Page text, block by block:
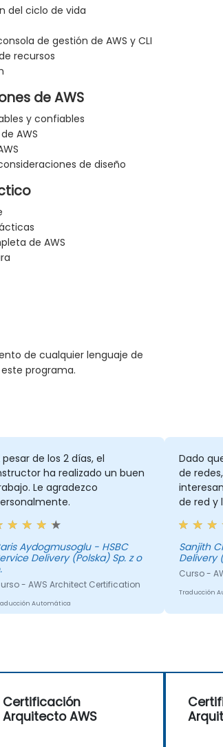
del ciclo de vida
de gestión de AWS y CLI
recursos
de AWS
y confiables
AWS
de diseño
de AWS
de cualquier lenguaje de
programa.
pesar de los 2 días, el
ha realizado un buen
Le agradezco
Aydogmusoglu - HSBC
Delivery (Polska) Sp. z o
- AWS Architect Certification
Automática
Dado
de
de red y
Como
horas
cubrir
de
visión
Sanjith
Delivery
Curso -
Traducción
Certificación
Arquitecto AWS